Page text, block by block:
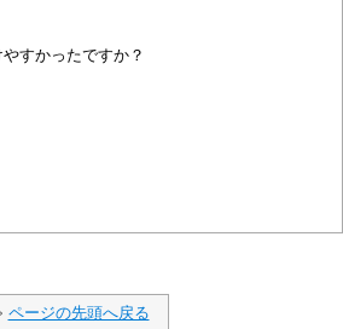
すかったですか？
ページの先頭へ戻る